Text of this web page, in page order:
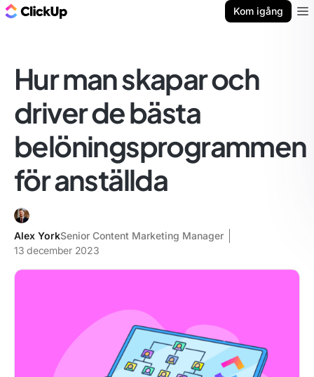
Kom igång
Hur man skapar och
driver de bästa
belöningsprogrammen
för anställda
Alex YorkSenior Content Marketing Manager
13 december 2023